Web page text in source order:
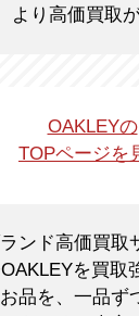
より高価買取
OAKLEYの
TOPページを
ンド高価買取
を買取
品を、一品ず